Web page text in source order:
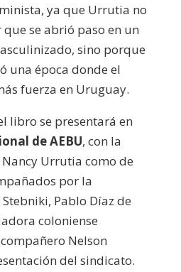
ya que Urrutia no
se abrió paso en un
sino porque
una época donde el
fuerza en Uruguay.
libro se presentará en
de AEBU, con la
Urrutia como de
por la
Pablo Díaz de
coloniense
Nelson
del sindicato.